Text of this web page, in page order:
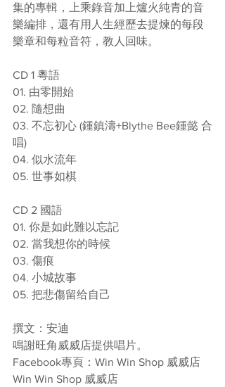
集的專輯，上乘錄音加上爐火純青的音
樂編排，還有用人生經歷去提煉的每段
樂章和每粒音符，教人回味。
CD 1 粵語
01. 由零開始
02. 隨想曲
03. 不忘初心 (鍾鎮濤+Blythe Bee鍾懿 合
唱)
04. 似水流年
05. 世事如棋
CD 2 國語
01. 你是如此難以忘記
02. 當我想你的時候
03. 傷痕
04. 小城故事
05. 把悲傷留给自己
撰文：安迪
鳴謝旺角威威店提供唱片。
Facebook專頁：Win Win Shop 威威店
Win Win Shop 威威店